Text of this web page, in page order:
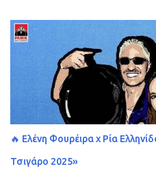
🔥 Ελένη Φουρέιρα x Ρία
Τσιγάρο 2025»